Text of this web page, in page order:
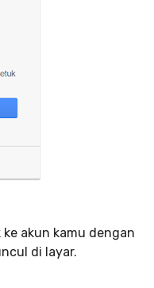
ke akun kamu dengan
di layar.